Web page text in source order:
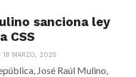
sanciona ley
CSS
18 MARZO, 2025
José Raúl Mulino,